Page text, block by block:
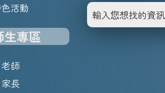
活動
生專區
老師
家長